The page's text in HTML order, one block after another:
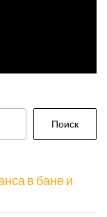
Поиск
в бане и